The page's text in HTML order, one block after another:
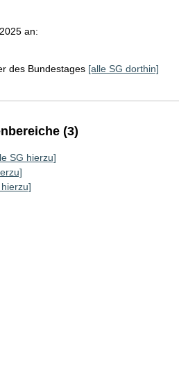
an:
des Bundestages [alle SG dorthin]
(3)
SG hierzu]